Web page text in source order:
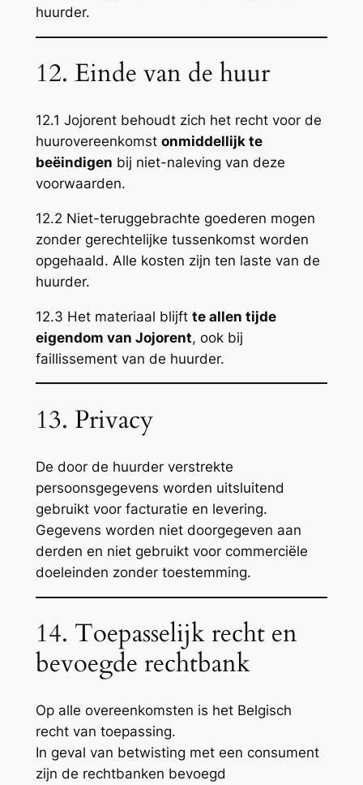
huurder.
12. Einde van de huur
12.1 Jojorent behoudt zich het recht voor de
huurovereenkomst onmiddellijk te
beëindigen bij niet-naleving van deze
voorwaarden.
12.2 Niet-teruggebrachte goederen mogen
zonder gerechtelijke tussenkomst worden
opgehaald. Alle kosten zijn ten laste van de
huurder.
12.3 Het materiaal blijft te allen tijde
eigendom van Jojorent, ook bij
faillissement van de huurder.
13. Privacy
De door de huurder verstrekte
persoonsgegevens worden uitsluitend
gebruikt voor facturatie en levering.
Gegevens worden niet doorgegeven aan
derden en niet gebruikt voor commerciële
doeleinden zonder toestemming.
14. Toepasselijk recht en
bevoegde rechtbank
Op alle overeenkomsten is het Belgisch
recht van toepassing.
In geval van betwisting met een consument
zijn de rechtbanken bevoegd